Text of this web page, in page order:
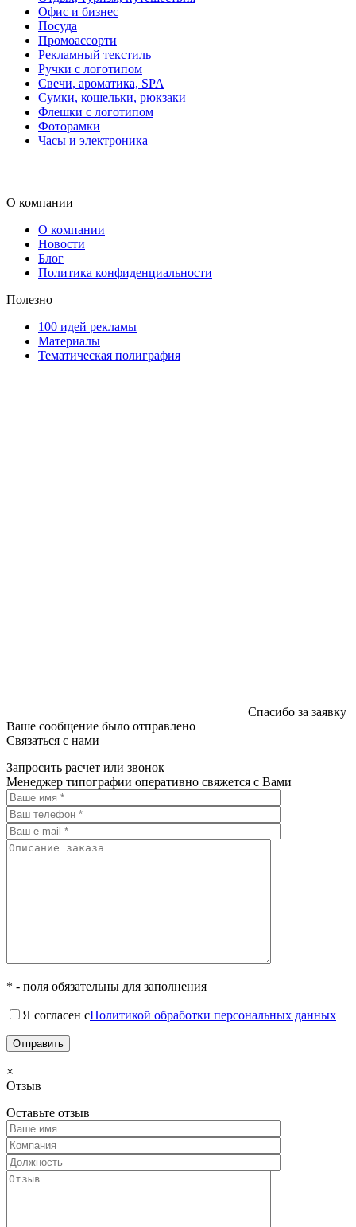
Офис и бизнес
Посуда
Промоассорти
Рекламный текстиль
Ручки с логотипом
Свечи, ароматика, SPA
Сумки, кошельки, рюкзаки
Флешки с логотипом
Фоторамки
Часы и электроника
О компании
О компании
Новости
Блог
Политика конфиденциальности
Полезно
100 идей рекламы
Материалы
Тематическая полиграфия
Спасибо за заявку
Ваше сообщение было отправлено
Связаться с нами
Запросить расчет или звонок
Менеджер типографии оперативно свяжется с Вами
* - поля обязательны для заполнения
Я согласен сПолитикой обработки персональных данных
×
Отзыв
Оставьте отзыв